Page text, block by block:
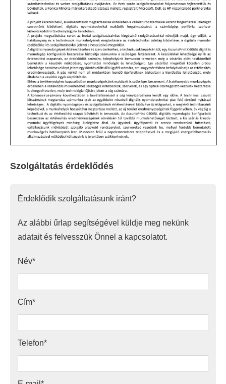
Szolgáltatás érdeklődés
Érdeklődik szolgáltatásunk iránt?
Az alábbi űrlap segítségével küldje meg nekünk
adatait és felvesszük Önnel a kapcsolatot.
Név*
Cím*
Telefon*